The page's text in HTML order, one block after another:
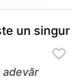
un singur
adevăr